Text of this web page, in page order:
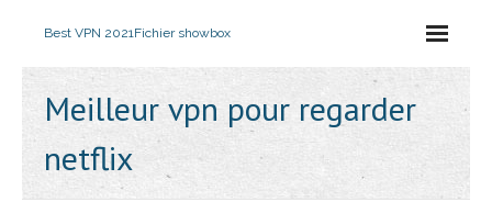
Best VPN 2021Fichier showbox
Meilleur vpn pour regarder
netflix